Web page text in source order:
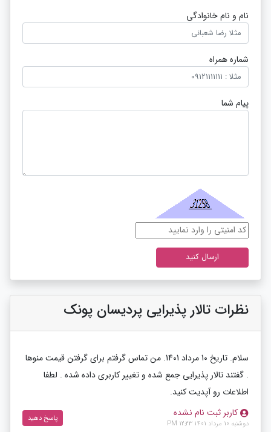
نام و نام خانوادگی
شماره همراه
پیام شما
نظرات تالار پذیرایی پردیسان پونک
سلام. تاریخ 10 مرداد 1401. من تماس گرفتم برای گرفتن قیمت منوها
. گفتند تالار پذیرایی جمع شده و تغییر کاربری داده شده . لطفا
اطلاعات رو آپدیت کنید.
کاربر ثبت نام نشده
دوشنبه 10 مرداد 1401 12:23 PM
پاسخ دهید